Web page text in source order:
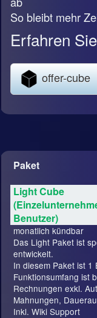
So bleibt mehr
Erfahren
offer-cube
Paket
Light Cube
Benutzer)
monatlich kündbar
Das Light Paket ist
entwickelt.
In diesem Paket ist 1
Funktionsumfang ist
Rechnungen exkl.
Mahnungen,
Inkl. Wiki Support